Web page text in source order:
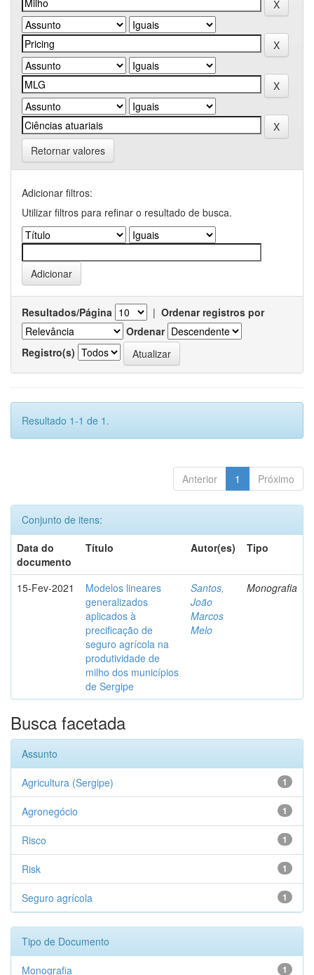
Retornar valores
Adicionar filtros:
Utilizar filtros para refinar o resultado de busca.
Resultados/Página | Ordenar registros por
Ordenar
Registro(s)
Resultado 1-1 de 1.
Anterior 1 Próximo
Conjunto de itens:
Data do
documento
Título Autor(es) Tipo
15-Fev-2021
Modelos lineares
generalizados
aplicados à
precificação de
seguro agrícola na
produtividade de
milho dos municípios
de Sergipe
Santos,
João
Marcos
Melo
Monografia
Busca facetada
Assunto
1
Agricultura (Sergipe)
1
Agronegócio
1
Risco
1
Risk
1
Seguro agrícola
Tipo de Documento
1
Monografia